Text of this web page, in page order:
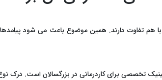
هم تفاوت دارند. همین موضوع باعث می ‌شود
تخصصی برای کاردرمانی در بزرگسالان است.